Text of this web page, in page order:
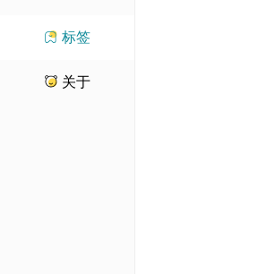
标签
关于